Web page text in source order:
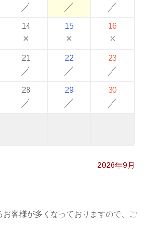
／ ／ ／
14
×
15
×
16
×
21
／
22
／
23
／
28
／
29
／
30
／
2026年9月
客様が多くなっておりますので、ご